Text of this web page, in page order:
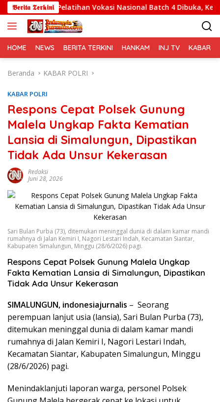
Langsung
ke
konten
𝕭𝖊𝖗𝖎𝖙𝖆 𝕿𝖊𝖗𝖐𝖎𝖓𝖎
Pelatihan Vokasi Nasional Batch 4 Dibuka, Kemnaker Ajak
HOME NEWS BERITA TERKINI HANKAM INJ TV KABAR
Beranda KABAR POLRI
KABAR POLRI
Respons Cepat Polsek Gunung
Malela Ungkap Fakta Kematian
Lansia di Simalungun, Dipastikan
Tidak Ada Unsur Kekerasan
Redaksi
Juni 28, 2026
Sari Bulan Purba (73), ditemukan meninggal dunia di dalam kamar mandi
rumahnya di Jalan Kemiri I, Nagori Lestari Indah, Kecamatan Siantar,
Kabupaten Simalungun, Minggu (28/6/2026) pagi.
Respons Cepat Polsek Gunung Malela Ungkap
Fakta Kematian Lansia di Simalungun, Dipastikan
Tidak Ada Unsur Kekerasan
SIMALUNGUN, indonesiajurnalis – Seorang
perempuan lanjut usia (lansia), Sari Bulan Purba (73),
ditemukan meninggal dunia di dalam kamar mandi
rumahnya di Jalan Kemiri I, Nagori Lestari Indah,
Kecamatan Siantar, Kabupaten Simalungun, Minggu
(28/6/2026) pagi.
Menindaklanjuti laporan warga, personel Polsek